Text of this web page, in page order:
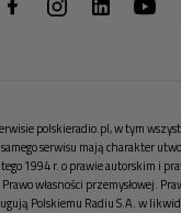
polskieradio.pl, w tym
serwisu mają charakter
1994 r. o prawie autorskim i
własności przemysłowej.
Polskiemu Radiu S.A. w